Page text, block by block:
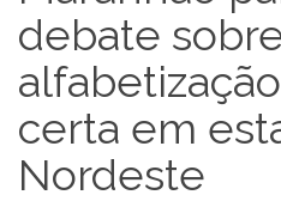
debate
certa em
Nordeste